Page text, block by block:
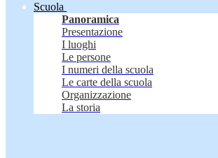
Scuola
Panoramica
Presentazione
I luoghi
Le persone
I numeri della scuola
Le carte della scuola
Organizzazione
La storia